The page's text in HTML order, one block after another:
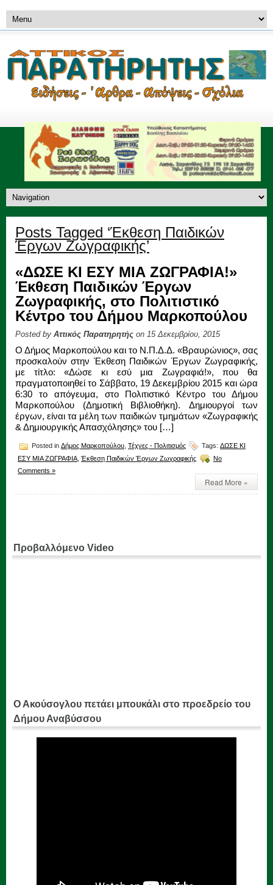
Posts Tagged ‘Έκθεση Παιδικών
Έργων Ζωγραφικής’
«ΔΩΣΕ ΚΙ ΕΣΥ ΜΙΑ ΖΩΓΡΑΦΙΑ!»
Έκθεση Παιδικών Έργων
Ζωγραφικής, στο Πολιτιστικό
Κέντρο του Δήμου Μαρκοπούλου
Posted by Αττικός Παρατηρητής on 15 Δεκεμβρίου, 2015
Ο Δήμος Μαρκοπούλου και το Ν.Π.Δ.Δ. «Βραυρώνιος», σας
προσκαλούν στην Έκθεση Παιδικών Έργων Ζωγραφικής,
με τίτλο: «Δώσε κι εσύ μια Ζωγραφιά!», που θα
πραγματοποιηθεί το Σάββατο, 19 Δεκεμβρίου 2015 και ώρα
6:30 το απόγευμα, στο Πολιτιστικό Κέντρο του Δήμου
Μαρκοπούλου (Δημοτική Βιβλιοθήκη). Δημιουργοί των
έργων, είναι τα μέλη των παιδικών τμημάτων «Ζωγραφικής
& Δημιουργικής Απασχόλησης» του […]
Posted in Δήμος Μαρκοπούλου Τέχνες - Πολιτισμός Tags: ΔΩΣΕ ΚΙ
ΕΣΥ ΜΙΑ ΖΩΓΡΑΦΙΑ Έκθεση Παιδικών Έργων Ζωγραφικής
No
Comments »
Read More »
Προβαλλόμενο Video
Ο Ακούσογλου πετάει μπουκάλι στο προεδρείο του
Δήμου Αναβύσσου